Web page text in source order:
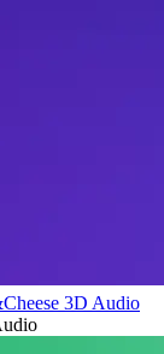
3D Audio